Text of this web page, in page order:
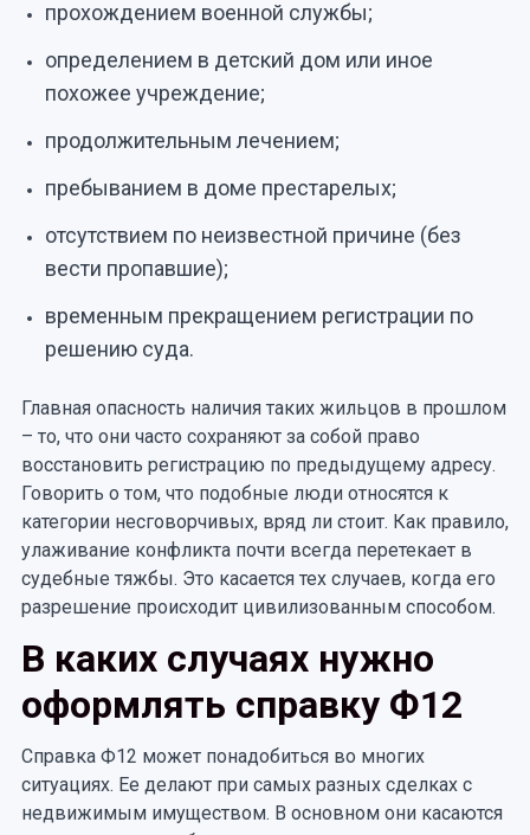
прохождением военной службы;
определением в детский дом или иное
похожее учреждение;
продолжительным лечением;
пребыванием в доме престарелых;
отсутствием по неизвестной причине (без
вести пропавшие);
временным прекращением регистрации по
решению суда.
Главная опасность наличия таких жильцов в прошлом
– то, что они часто сохраняют за собой право
восстановить регистрацию по предыдущему адресу.
Говорить о том, что подобные люди относятся к
категории несговорчивых, вряд ли стоит. Как правило,
улаживание конфликта почти всегда перетекает в
судебные тяжбы. Это касается тех случаев, когда его
разрешение происходит цивилизованным способом.
В каких случаях нужно
оформлять справку Ф12
Справка Ф12 может понадобиться во многих
ситуациях. Ее делают при самых разных сделках с
недвижимым имуществом. В основном они касаются